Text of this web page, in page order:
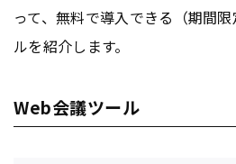
って、無料で導入できる（期間
ルを紹介します。
Web会議ツール